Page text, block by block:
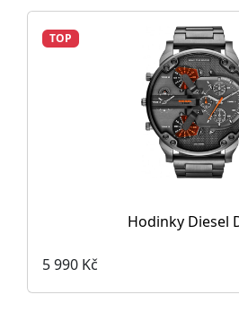
TOP
Hodinky Diesel
5 990 Kč